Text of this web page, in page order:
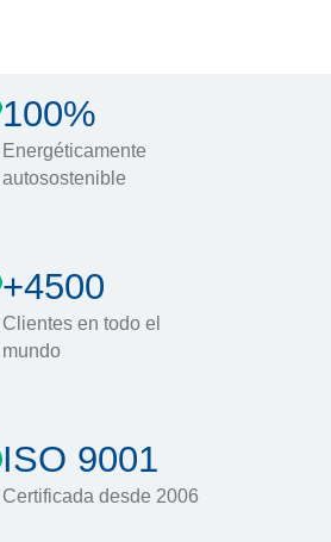
100%
Energéticamente
autosostenible
+4500
Clientes en todo el
mundo
ISO 9001
Certificada desde 2006